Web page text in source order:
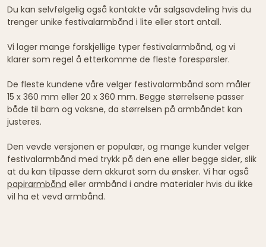
Du kan selvfølgelig også kontakte vår salgsavdeling hvis du
trenger unike festivalarmbånd i lite eller stort antall.
Vi lager mange forskjellige typer festivalarmbånd, og vi
klarer som regel å etterkomme de fleste forespørsler.
De fleste kundene våre velger festivalarmbånd som måler
15 x 360 mm eller 20 x 360 mm. Begge størrelsene passer
både til barn og voksne, da størrelsen på armbåndet kan
justeres.
Den vevde versjonen er populær, og mange kunder velger
festivalarmbånd med trykk på den ene eller begge sider, slik
at du kan tilpasse dem akkurat som du ønsker. Vi har også
papirarmbånd eller armbånd i andre materialer hvis du ikke
vil ha et vevd armbånd.